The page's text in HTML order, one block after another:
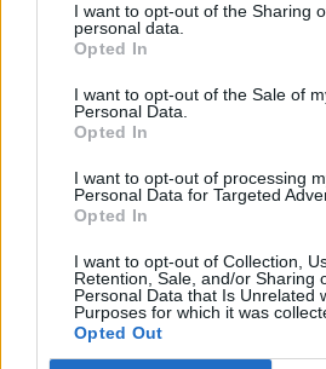
I want to opt-out of the Sharing
personal data.
Opted In
I want to opt-out of the Sale of
Personal Data.
Opted In
I want to opt-out of processing
Personal Data for Targeted
Opted In
I want to opt-out of Collection,
Retention, Sale, and/or Sharing
Personal Data that Is Unrelated
Purposes for which it was
Opted Out
Rendkívüli döntés az
milliárdokat utaltak ki a
vagyonból
Újabb, 1,4 milliárd eurós
Ukrajnának az Európai Unió az
orosz vagyon hozamából.